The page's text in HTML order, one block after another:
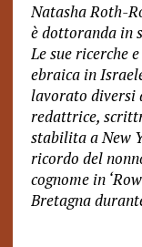
Natasha Roth-
è dottoranda in
Le sue ricerche
ebraica in
lavorato diversi
redattrice,
stabilita a New
ricordo del
cognome in
Bretagna